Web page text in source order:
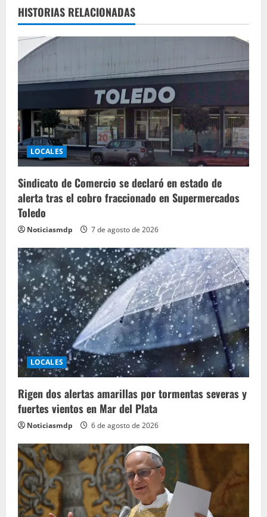
HISTORIAS RELACIONADAS
LOCALES
Sindicato de Comercio se declaró en estado de
alerta tras el cobro fraccionado en Supermercados
Toledo
Noticiasmdp 7 de agosto de 2026
LOCALES
Rigen dos alertas amarillas por tormentas severas y
fuertes vientos en Mar del Plata
Noticiasmdp 6 de agosto de 2026